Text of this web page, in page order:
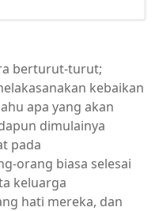
berturut-turut;
kebaikan
apa yang akan
dimulainya
pada
orang biasa selesai
keluarga
hati mereka, dan